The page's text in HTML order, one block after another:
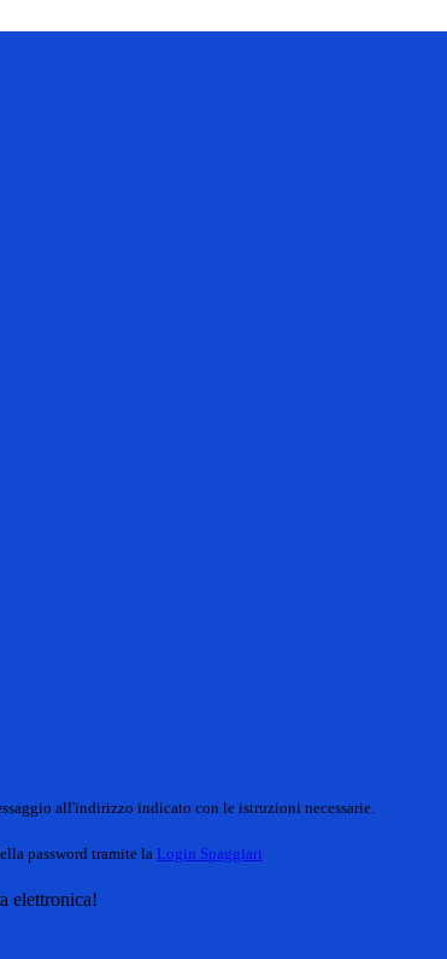
all'indirizzo indicato con le istruzioni necessarie.
password tramite la Login Spaggiari
elettronica!